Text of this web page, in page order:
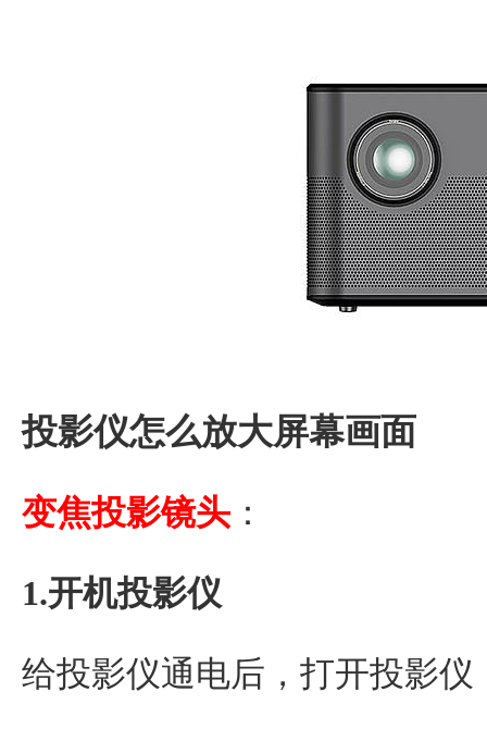
投影仪怎么放大屏幕画面
变焦投影镜头 ：
1.开机投影仪
给投影仪通电后，打开投影仪